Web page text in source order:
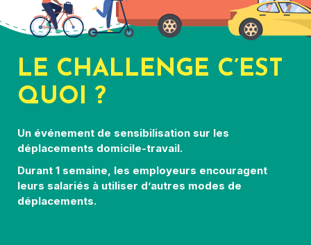
LE CHALLENGE C’EST
QUOI ?
Un événement de sensibilisation sur les
déplacements domicile-travail.
Durant 1 semaine, les employeurs encouragent
leurs salariés à utiliser d’autres modes de
déplacements.